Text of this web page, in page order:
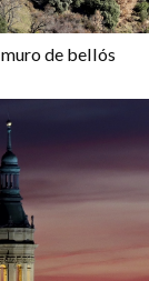
muro de bellós